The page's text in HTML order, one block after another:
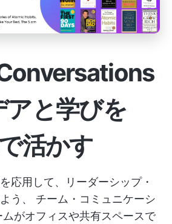
アと学びを
活かす
応用して、リーダーシップ・
う、 チーム・コミュニケーシ
がオフィスや共有スペースで